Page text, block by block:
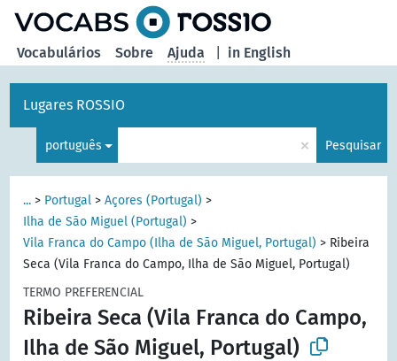
in English
Vocabulários Sobre Ajuda
Lugares ROSSIO
português × Pesquisar
... > Portugal >Açores (Portugal) >
Ilha de São Miguel (Portugal) >
Vila Franca do Campo (Ilha de São Miguel, Portugal) > Ribeira
Seca (Vila Franca do Campo, Ilha de São Miguel, Portugal)
TERMO PREFERENCIAL
Ribeira Seca (Vila Franca do Campo,
Ilha de São Miguel, Portugal)